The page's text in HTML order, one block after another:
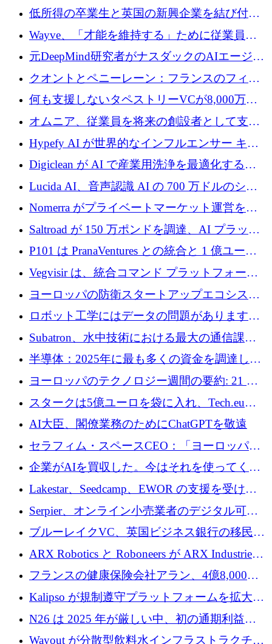
大に 1,600 万ユーロを調達
低所得の卒業生と英国の新興企業を結び付け
るためにCommon Pathを開始
Wayve、「才能を維持する」ために従業員に
8,500万ドルの株式公開買い付けを実施
元DeepMind研究者がナスダックのAIエージェ
ントを拡張するためにCreandumの資金調達で
記録を獲得
クオントとペニーレーン：フランスのフィン
テックの友人と敵
何も支援しないタペストリーVCが8,000万ド
ルの資金を調達、ロンドン事務所を開設
オムニア、従業員を将来の創設者として支援
するために Firedrop でファンドを立ち上げる
Hypefy AI が世界的なインフルエンサー キャ
ンペーンを自動化するためにシリーズ A で
720 万ドルを調達
Digiclean が AI で産業用洗浄を最適化するた
めに 250 万ユーロを調達
Lucida AI、音声認識 AI の 700 万ドルのシー
ドラウンドを終了
Nomerra がプライベートマーケット運営を自
動化するために 200 万ドルを調達
Saltroad が 150 万ポンドを調達、AI プラット
フォーム Ogma を買収して子ども向け言語療
P101 は PranaVentures との統合と 1 億ユーロ
のファンドによりシード投資に拡大
Vegvisir は、統合コマンド プラットフォーム
を通じて関連する無人システムを接続するた
めの資金を調達します
ヨーロッパの防衛スタートアップエコシステ
ムとなったハッカソン
ロボット工学にはデータの問題があります。
Macrodata Labs はそれを解決したいと考えて
Subatron、水中技術における最大の通信課題
の 1 つに取り組むために 16 万 2,000 ユーロを
半導体：2025年に最も多くの資金を調達した
10社
ヨーロッパのテクノロジー週間の要約: 21 億
ユーロの取引と Tech.eu Funding Explorer
スタークは5億ユーロを袋に入れ、Tech.eu
Funding Explorerの立ち上げ、そしてルクセン
ブルクの大きな野望
AI大臣、閣僚業務のためにChatGPTを敬遠
セラフィム・スペースCEO：「ヨーロッパは
追いつきつつある」
企業がAIを買収した。今はそれを使ってくれ
る人々が必要です
Lakestar、Seedcamp、EWOR の支援を受け、
SE3 が自律システム用の空間 AI プラットフォ
ームを発表
Serpier、オンライン小売業者のデジタル可視
性向上を支援するために 140 万ユーロを調達
ブルーレイクVC、英国ビジネス銀行の移民主
導スタートアップ支援で初のファンド獲得に
ARX Robotics と Roboneers が ARX Industries
を設立し、無人地上車両の生産を拡大
フランスの健康保険会社アラン、4億8,000万
ユーロの資金調達ラウンドで合意
Kalipso が規制遵守プラットフォームを拡大す
るために 320 万ドルを調達
N26 は 2025 年が厳しい中、初の通期利益を
達成
Wayout が分散型飲料水インフラストラクチャ